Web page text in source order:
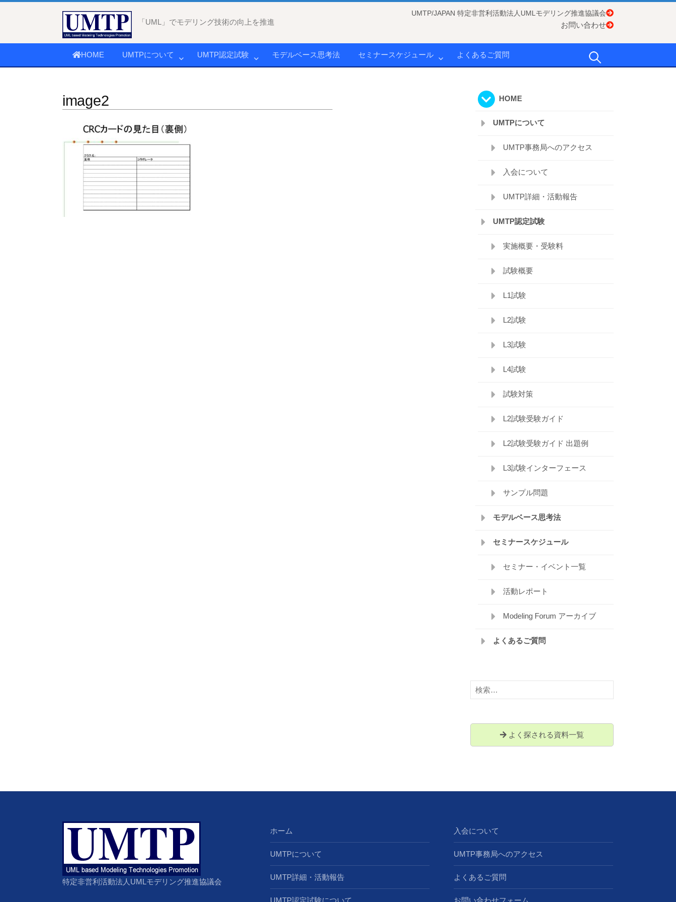
「UML」でモデリング技術の向上を推進
UMTP/JAPAN 特定非営利活動法人UMLモデリング推進協議会
お問い合わせ
HOME UMTPについて UMTP認定試験 モデルベース思考法 セミナースケジュール よくあるご質問 検
image2 HOME
UMTPについて
UMTP事務局へのアクセス
入会について
UMTP詳細・活動報告
UMTP認定試験
実施概要・受験料
試験概要
L1試験
L2試験
L3試験
L4試験
試験対策
L2試験受験ガイド
L2試験受験ガイド 出題例
L3試験インターフェース
サンプル問題
モデルベース思考法
セミナースケジュール
セミナー・イベント一覧
活動レポート
Modeling Forum アーカイブ
よくあるご質問
検
索:
よく探される資料一覧
特定非営利活動法人UMLモデリング推進協議会
ホーム
UMTPについて
UMTP詳細・活動報告
UMTP認定試験について
入会について
UMTP事務局へのアクセス
よくあるご質問
お問い合わせフォーム